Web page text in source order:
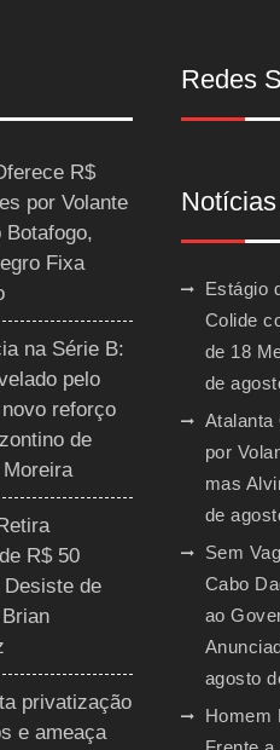
R$
por Volante
Botafogo,
Fixa
na Série B:
pelo
reforço
de
R$ 50
de
privatização
e ameaça
Redes
Estágio
Colide
de 18
de
Atalanta
por
mas
de
Sem
Cabo
ao
agosto
Homem